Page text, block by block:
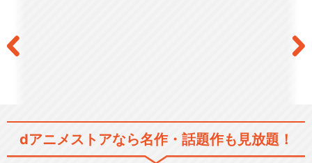
dアニメストアなら名作・話題作も見放題！